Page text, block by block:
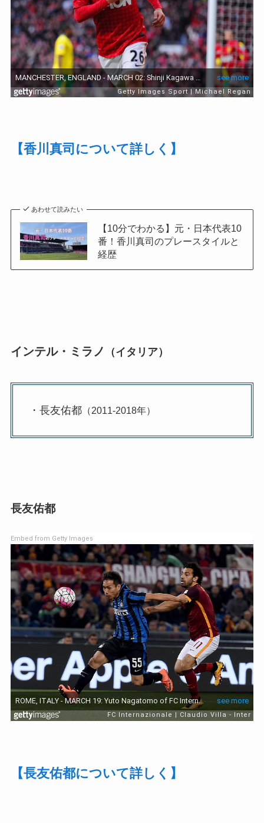
【香川真司について詳しく】
あわせて読みたい
【10分でわかる】元・日本代表10
番！香川真司のプレースタイルと
経歴
インテル・ミラノ （イタリア）
・長友佑都（2011-2018年）
長友佑都
Embed from Getty Images
【長友佑都について詳しく】